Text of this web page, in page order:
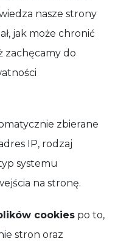
nasze strony
jak może chronić
zachęcamy do
zbierane
IP, rodzaj
systemu
na stronę.
cookies po to,
stron oraz